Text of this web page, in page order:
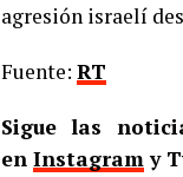
agresión israelí
Fuente: RT
Sigue las
en Instagramy